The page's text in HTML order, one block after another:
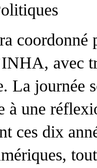
coordonné
avec
La journée
à une
ces dix